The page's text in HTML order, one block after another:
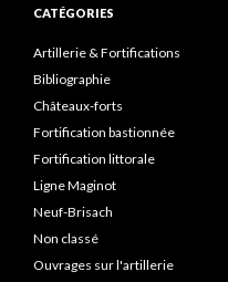
CATÉGORIES
Artillerie & Fortifications
Bibliographie
Châteaux-forts
Fortification bastionnée
Fortification littorale
Ligne Maginot
Neuf-Brisach
Non classé
Ouvrages sur l'artillerie